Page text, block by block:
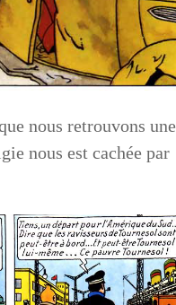
nous retrouvons une
nous est cachée par